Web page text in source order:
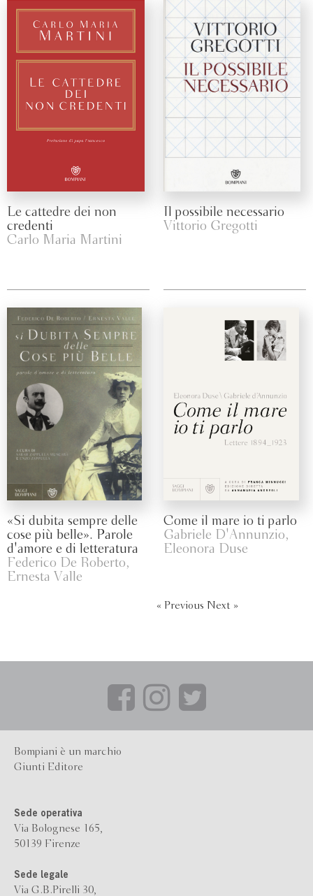
Le cattedre dei non
credenti
Carlo Maria Martini
Il possibile necessario
Vittorio Gregotti
«Si dubita sempre delle
cose più belle». Parole
d'amore e di letteratura
Federico De Roberto,
Ernesta Valle
Come il mare io ti parlo
Gabriele D'Annunzio,
Eleonora Duse
« Previous Next »
Bompiani è un marchio
Giunti Editore
Sede operativa
Via Bolognese 165,
50139 Firenze
Sede legale
Via G.B.Pirelli 30,